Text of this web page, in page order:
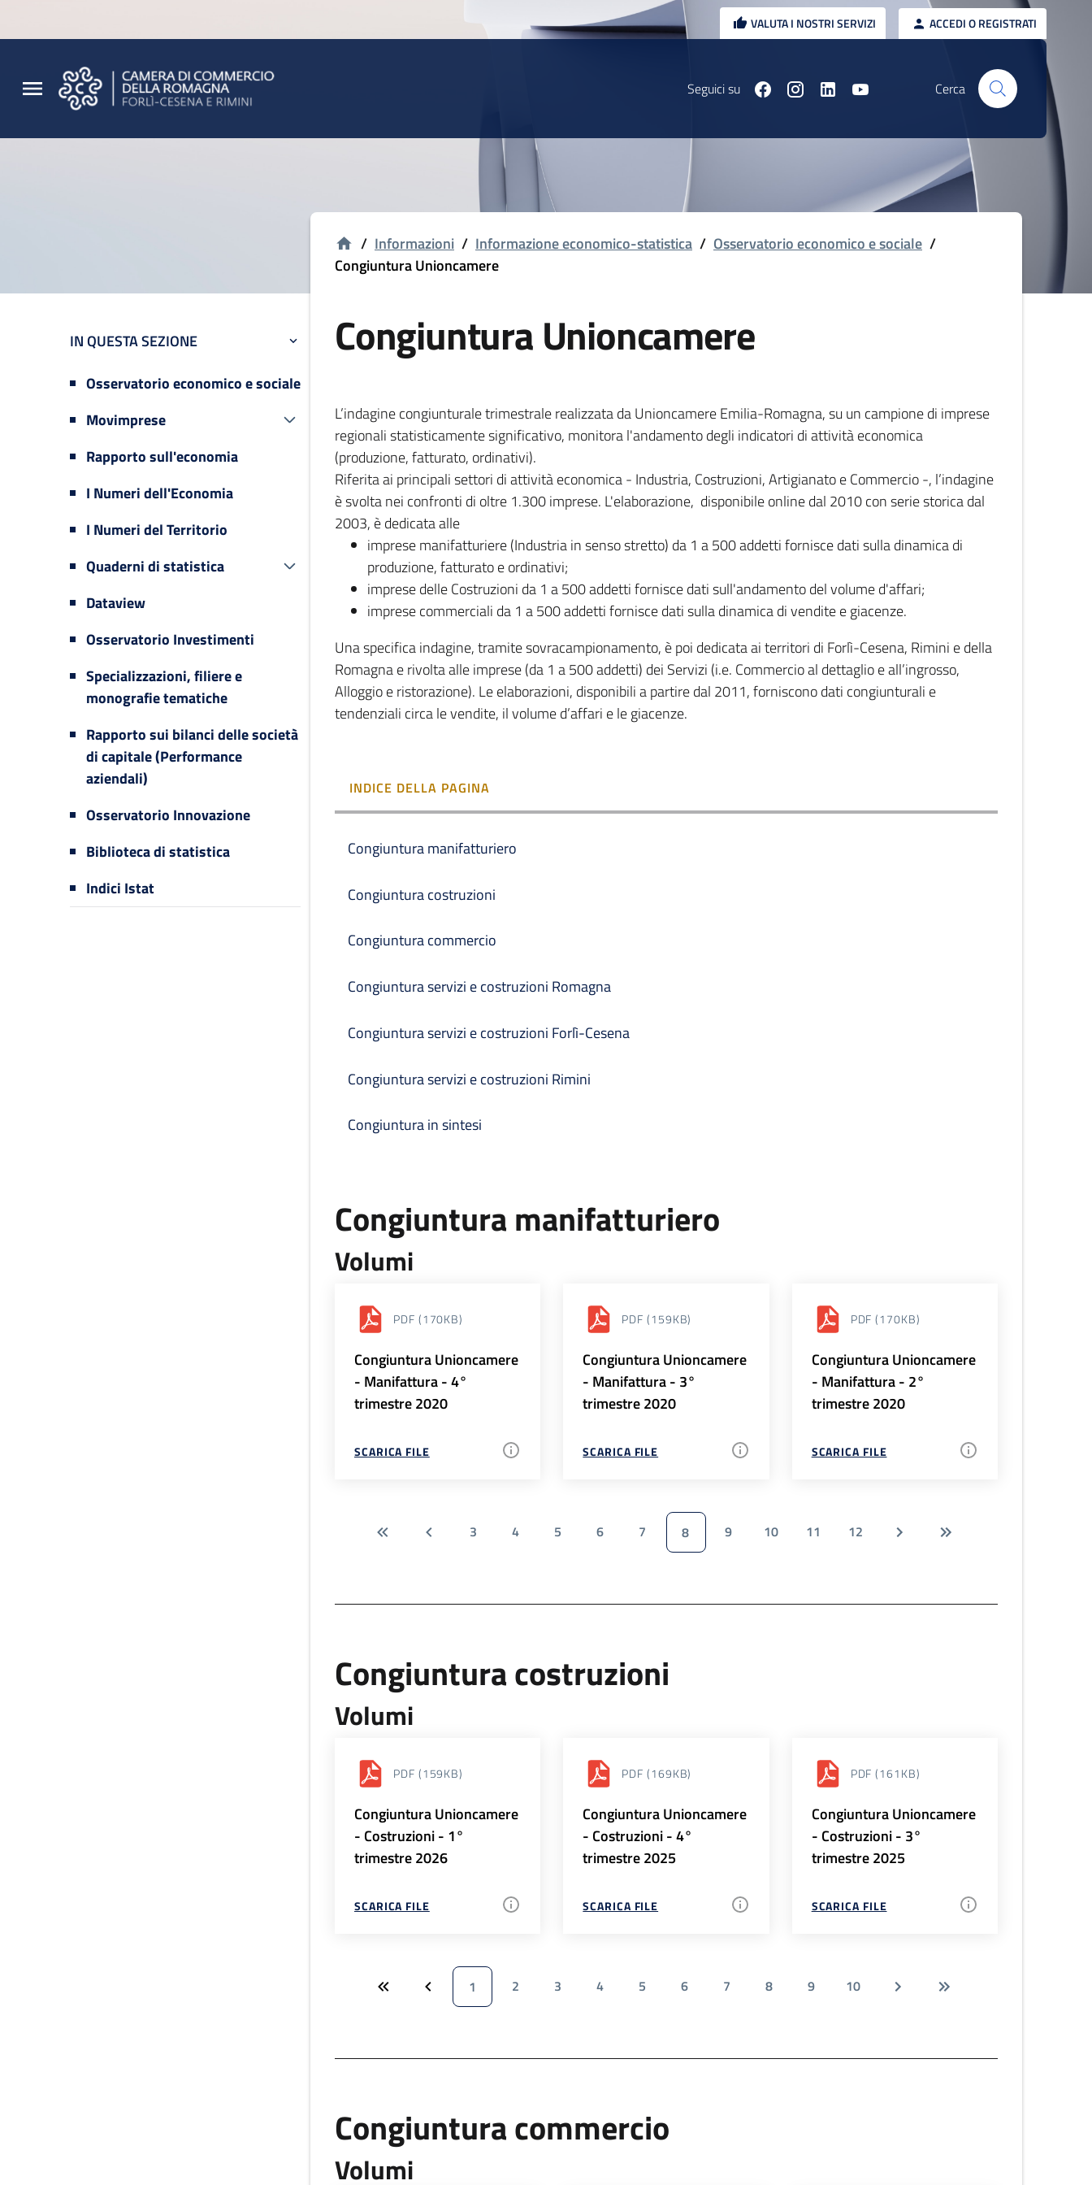
VALUTA I NOSTRI SERVIZI ACCEDI O REGISTRATI
Seguici su Cerca
IN QUESTA SEZIONE
Osservatorio economico e sociale
Movimprese
Rapporto sull'economia
I Numeri dell'Economia
I Numeri del Territorio
Quaderni di statistica
Dataview
Osservatorio Investimenti
Specializzazioni, filiere e
monografie tematiche
Rapporto sui bilanci delle società
di capitale (Performance
aziendali)
Osservatorio Innovazione
Biblioteca di statistica
Indici Istat
/ Informazioni / Informazione economico-statistica / Osservatorio economico e sociale /
Congiuntura Unioncamere
Congiuntura Unioncamere
L’indagine congiunturale trimestrale realizzata da Unioncamere Emilia-Romagna, su un campione di imprese
regionali statisticamente significativo, monitora l'andamento degli indicatori di attività economica
(produzione, fatturato, ordinativi).
Riferita ai principali settori di attività economica - Industria, Costruzioni, Artigianato e Commercio -, l’indagine
è svolta nei confronti di oltre 1.300 imprese. L'elaborazione, disponibile online dal 2010 con serie storica dal
2003, è dedicata alle
imprese manifatturiere (Industria in senso stretto) da 1 a 500 addetti fornisce dati sulla dinamica di
produzione, fatturato e ordinativi;
imprese delle Costruzioni da 1 a 500 addetti fornisce dati sull'andamento del volume d'affari;
imprese commerciali da 1 a 500 addetti fornisce dati sulla dinamica di vendite e giacenze.
Una specifica indagine, tramite sovracampionamento, è poi dedicata ai territori di Forlì-Cesena, Rimini e della
Romagna e rivolta alle imprese (da 1 a 500 addetti) dei Servizi (i.e. Commercio al dettaglio e all’ingrosso,
Alloggio e ristorazione). Le elaborazioni, disponibili a partire dal 2011, forniscono dati congiunturali e
tendenziali circa le vendite, il volume d’affari e le giacenze.
INDICE DELLA PAGINA
Congiuntura manifatturiero
Congiuntura costruzioni
Congiuntura commercio
Congiuntura servizi e costruzioni Romagna
Congiuntura servizi e costruzioni Forlì-Cesena
Congiuntura servizi e costruzioni Rimini
Congiuntura in sintesi
Congiuntura manifatturiero
Volumi
PDF (170KB)
Congiuntura Unioncamere
- Manifattura - 4°
trimestre 2020
SCARICA FILE
PDF (159KB)
Congiuntura Unioncamere
- Manifattura - 3°
trimestre 2020
SCARICA FILE
PDF (170KB)
Congiuntura Unioncamere
- Manifattura - 2°
trimestre 2020
SCARICA FILE
3 4 5 6 7 8 9 10 11 12
Congiuntura costruzioni
Volumi
PDF (159KB)
Congiuntura Unioncamere
- Costruzioni - 1°
trimestre 2026
SCARICA FILE
PDF (169KB)
Congiuntura Unioncamere
- Costruzioni - 4°
trimestre 2025
SCARICA FILE
PDF (161KB)
Congiuntura Unioncamere
- Costruzioni - 3°
trimestre 2025
SCARICA FILE
1 2 3 4 5 6 7 8 9 10
Congiuntura commercio
Volumi